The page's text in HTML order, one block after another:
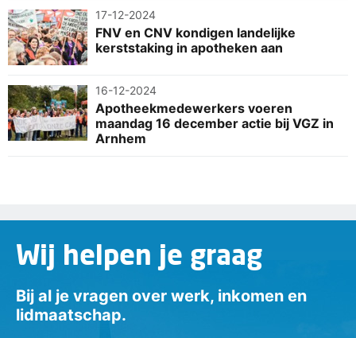
17-12-2024
FNV en CNV kondigen landelijke
kerststaking in apotheken aan
16-12-2024
Apotheekmedewerkers voeren
maandag 16 december actie bij VGZ in
Arnhem
Wij helpen je graag
Bij al je vragen over werk, inkomen en
lidmaatschap.